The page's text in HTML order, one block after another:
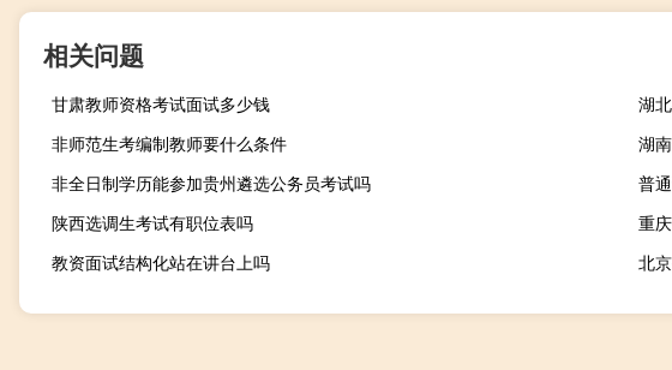
相关问题
甘肃教师资格考试面试多少钱
湖
非师范生考编制教师要什么条件
湖
非全日制学历能参加贵州遴选公务员考试吗
普
陕西选调生考试有职位表吗
重
教资面试结构化站在讲台上吗
北